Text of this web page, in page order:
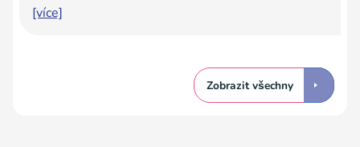
[více]
Zobrazit všechny